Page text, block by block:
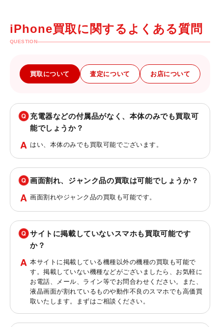
iPhone買取に関するよくある質問
QUESTION
買取について 査定について お店について
充電器などの付属品がなく、本体のみでも買取可
能でしょうか？
はい、本体のみでも買取可能でございます。
画面割れ、ジャンク品の買取は可能でしょうか？
画面割れやジャンク品の買取も可能です。
サイトに掲載していないスマホも買取可能です
か？
本サイトに掲載している機種以外の機種の買取も可能で
す。掲載していない機種などがございましたら、お気軽に
お電話、メール、ライン等でお問合わせください。また、
液晶画面が割れているものや動作不良のスマホでも高価買
取いたします。まずはご相談ください。